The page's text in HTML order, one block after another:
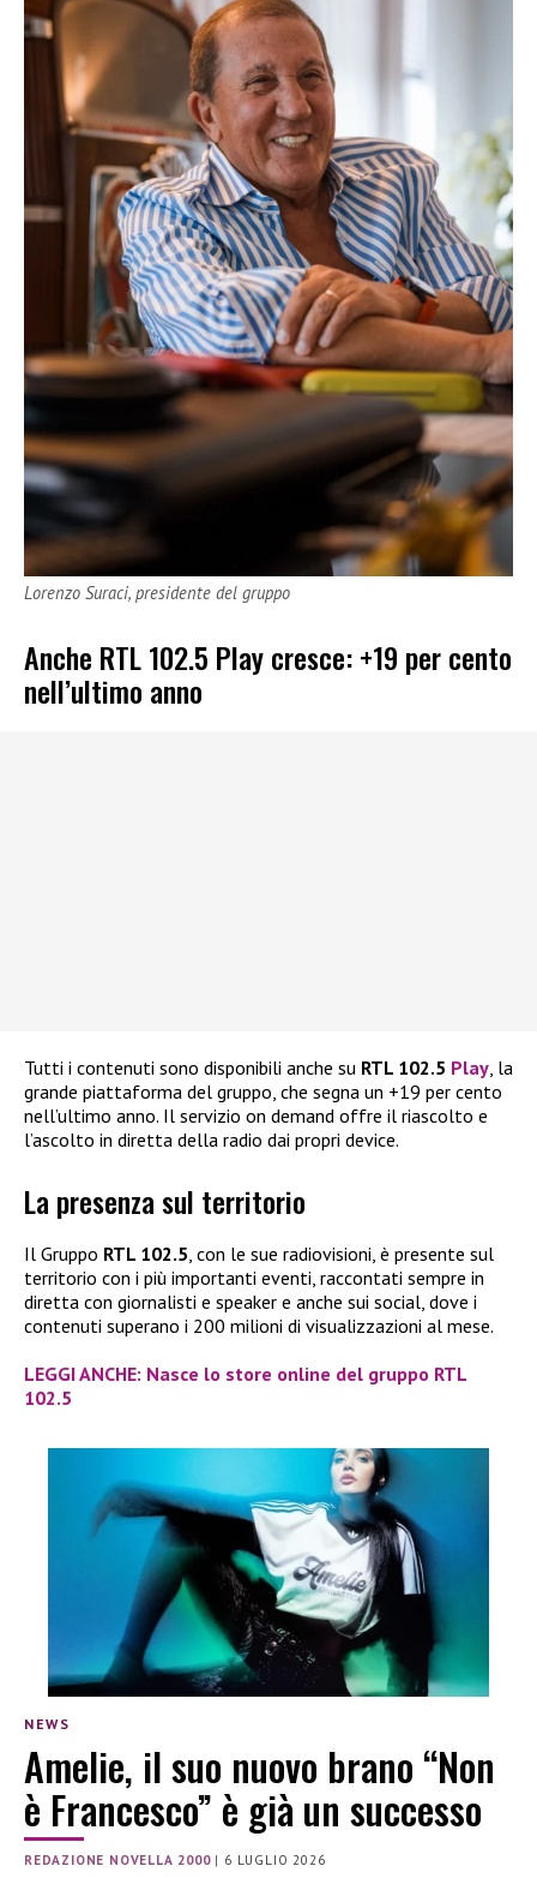
Lorenzo Suraci, presidente del gruppo
Anche RTL 102.5 Play cresce: +19 per cento
nell’ultimo anno
Tutti i contenuti sono disponibili anche su RTL 102.5 Play, la
grande piattaforma del gruppo, che segna un +19 per cento
nell’ultimo anno. Il servizio on demand offre il riascolto e
l’ascolto in diretta della radio dai propri device.
La presenza sul territorio
Il Gruppo RTL 102.5 , con le sue radiovisioni, è presente sul
territorio con i più importanti eventi, raccontati sempre in
diretta con giornalisti e speaker e anche sui social, dove i
contenuti superano i 200 milioni di visualizzazioni al mese.
LEGGI ANCHE: Nasce lo store online del gruppo RTL
102.5
NEWS
Amelie, il suo nuovo brano “Non
è Francesco” è già un successo
REDAZIONE NOVELLA 2000| 6 LUGLIO 2026